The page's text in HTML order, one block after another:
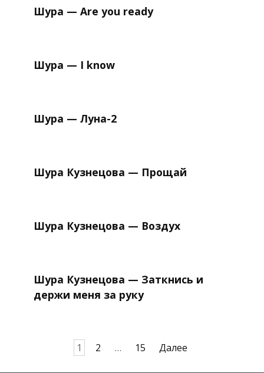
Шура — Are you ready
Шура — I know
Шура — Луна-2
Шура Кузнецова — Прощай
Шура Кузнецова — Воздух
Шура Кузнецова — Заткнись и
держи меня за руку
1 2 … 15 Далее